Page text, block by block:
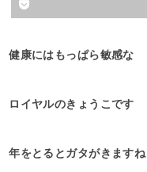
健康にはもっぱら敏感な
ロイヤルのきょうこです
年をとるとガタがきますね